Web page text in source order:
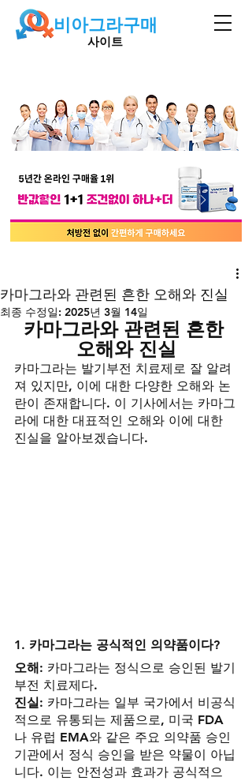
비아그라구매
사이트
카마그라와 관련된 흔한 오해와 진실
최종 수정일: 2025년 3월 14일
카마그라와 관련된 흔한
오해와 진실
카마그라는 발기부전 치료제로 잘 알려
져 있지만, 이에 대한 다양한 오해와 논
란이 존재합니다. 이 기사에서는 카마그
라에 대한 대표적인 오해와 이에 대한
진실을 알아보겠습니다.
1. 카마그라는 공식적인 의약품이다?
오해: 카마그라는 정식으로 승인된 발기
부전 치료제다.
진실: 카마그라는 일부 국가에서 비공식
적으로 유통되는 제품으로, 미국 FDA
나 유럽 EMA와 같은 주요 의약품 승인
기관에서 정식 승인을 받은 약물이 아닙
니다. 이는 안전성과 효과가 공식적으